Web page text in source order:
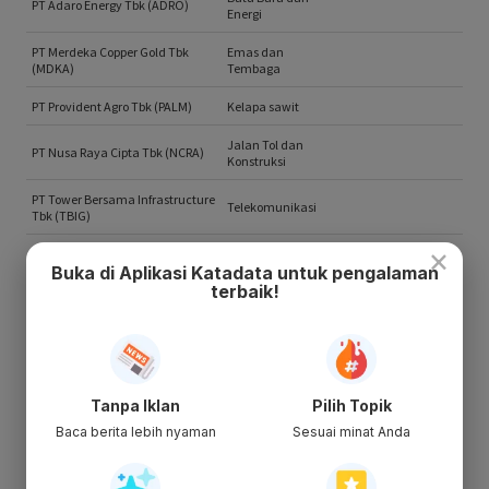
×
Buka di Aplikasi Katadata untuk pengalaman
terbaik!
Tanpa Iklan
Baca berita lebih nyaman
Pilih Topik
Sesuai minat Anda